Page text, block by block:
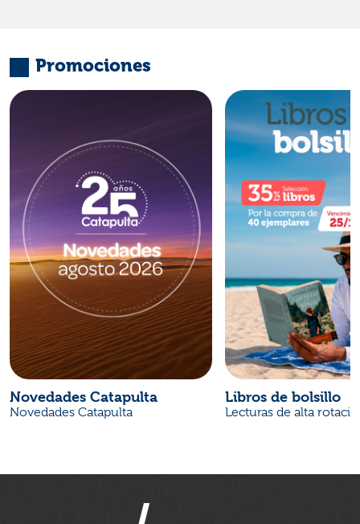
Promociones
Novedades Catapulta
Novedades Catapulta
Libros de bolsillo
Lecturas de alta